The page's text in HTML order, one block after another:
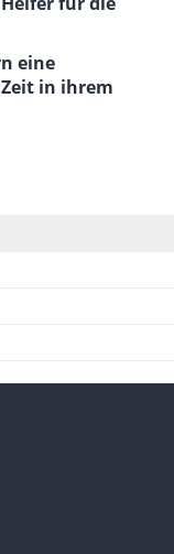
eine
in ihrem